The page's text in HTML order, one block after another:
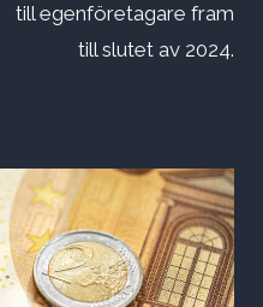
till egenföretagare fram
till slutet av 2024.